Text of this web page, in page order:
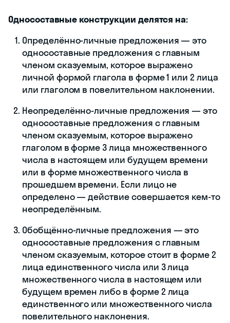
Односоставные конструкции делятся на:
Определённо-личные предложения — это
односоставные предложения с главным
членом сказуемым, которое выражено
личной формой глагола в форме 1 или 2 лица
или глаголом в повелительном наклонении.
Неопределённо-личные предложения — это
односоставные предложения с главным
членом сказуемым, которое выражено
глаголом в форме 3 лица множественного
числа в настоящем или будущем времени
или в форме множественного числа в
прошедшем времени. Если лицо не
определено — действие совершается кем-то
неопределённым.
Обобщённо-личные предложения — это
односоставные предложения с главным
членом сказуемым, которое стоит в форме 2
лица единственного числа или 3 лица
множественного числа в настоящем или
будущем времен либо в форме 2 лица
единственного или множественного числа
повелительного наклонения.